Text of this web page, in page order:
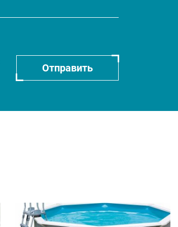
Отправить